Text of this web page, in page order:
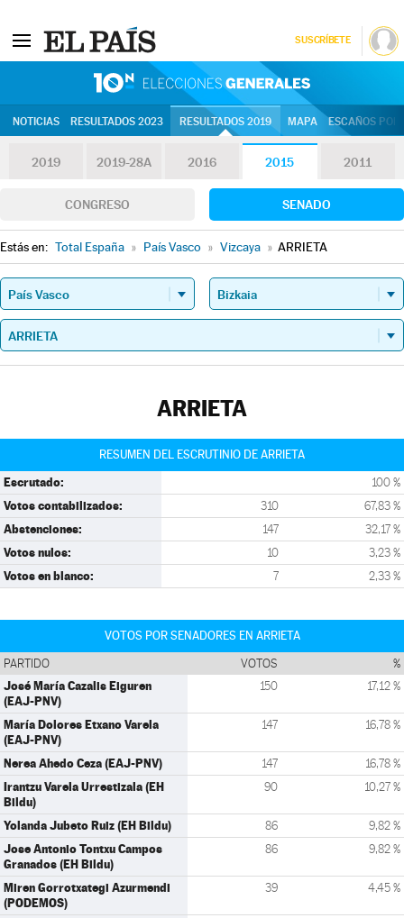
SUSCRÍBETE
NOTICIAS RESULTADOS 2023 RESULTADOS 2019 MAPA ESCAÑOS
2019 2019-28A 2016 2015 2011
CONGRESO SENADO
Estás en: Total España » País Vasco » Vizcaya » ARRIETA
ARRIETA
RESUMEN DEL ESCRUTINIO DE ARRIETA
Escrutado: 100 %
Votos contabilizados: 310 67,83 %
Abstenciones: 147 32,17 %
Votos nulos: 10 3,23 %
Votos en blanco: 7 2,33 %
VOTOS POR SENADORES EN ARRIETA
PARTIDO VOTOS %
José María Cazalis Eiguren
(EAJ-PNV)
150 17,12 %
María Dolores Etxano Varela
(EAJ-PNV)
147 16,78 %
Nerea Ahedo Ceza (EAJ-PNV) 147 16,78 %
Irantzu Varela Urrestizala (EH
Bildu)
90 10,27 %
Yolanda Jubeto Ruiz (EH Bildu) 86 9,82 %
Jose Antonio Tontxu Campos
Granados (EH Bildu)
86 9,82 %
Miren Gorrotxategi Azurmendi
(PODEMOS)
39 4,45 %